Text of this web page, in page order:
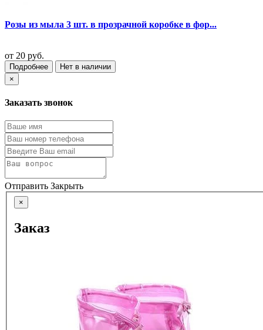
Розы из мыла 3 шт. в прозрачной коробке в фор...
от 20 руб.
Подробнее
Нет в наличии
×
Заказать звонок
Отправить Закрыть
×
Заказ